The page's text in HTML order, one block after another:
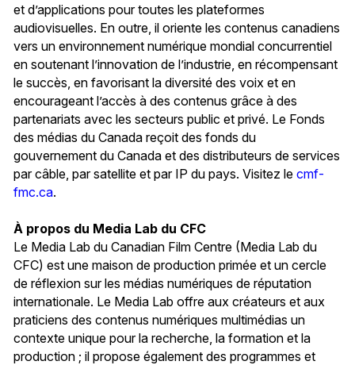
et d’applications pour toutes les plateformes
audiovisuelles. En outre, il oriente les contenus canadiens
vers un environnement numérique mondial concurrentiel
en soutenant l’innovation de l’industrie, en récompensant
le succès, en favorisant la diversité des voix et en
encourageant l’accès à des contenus grâce à des
partenariats avec les secteurs public et privé. Le Fonds
des médias du Canada reçoit des fonds du
gouvernement du Canada et des distributeurs de services
par câble, par satellite et par IP du pays. Visitez le cmf-
fmc.ca.
À propos du Media Lab du CFC
Le Media Lab du Canadian Film Centre (Media Lab du
CFC) est une maison de production primée et un cercle
de réflexion sur les médias numériques de réputation
internationale. Le Media Lab offre aux créateurs et aux
praticiens des contenus numériques multimédias un
contexte unique pour la recherche, la formation et la
production ; il propose également des programmes et